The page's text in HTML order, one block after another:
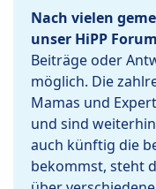
Nach vielen
unser HiPP
Beiträge oder
möglich. Die
Mamas und
und sind
auch künftig die
bekommst, steht